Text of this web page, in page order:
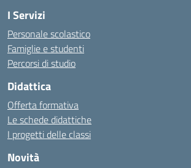
I Servizi
Personale scolastico
Famiglie e studenti
Percorsi di studio
Didattica
Offerta formativa
Le schede didattiche
I progetti delle classi
Novità